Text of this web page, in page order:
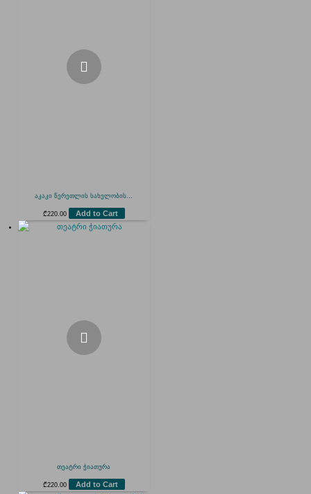
აკაკი წერეთლის სახელობის...
₾220.00 Add to Cart
თეატრი ჭიათურა
₾220.00 Add to Cart